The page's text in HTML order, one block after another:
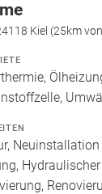
Kiel (25km